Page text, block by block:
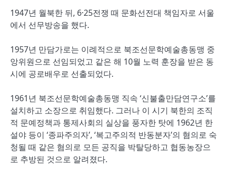
1947년 월북한 뒤, 6·25전쟁 때 문화선전대 책임자로 서울
에서 선무방송을 했다.
1957년 만담가로는 이례적으로 북조선문학예술총동맹 중
앙위원으로 선임되었고 같은 해 10월 노력 훈장을 받은 동
시에 공로배우로 선출되었다.
1961년 북조선문학예술총동맹 직속 ‘신불출만담연구소’를
설치하고 소장으로 취임했다. 그러나 이 시기 북한의 조직
적 문예정책과 통제사회의 실상을 풍자한 탓에 1962년 한
설야 등이 ‘종파주의자’, ‘복고주의적 반동분자’의 혐의로 숙
청될 때 같은 혐의로 모든 공직을 박탈당하고 협동농장으
로 추방된 것으로 알려졌다.